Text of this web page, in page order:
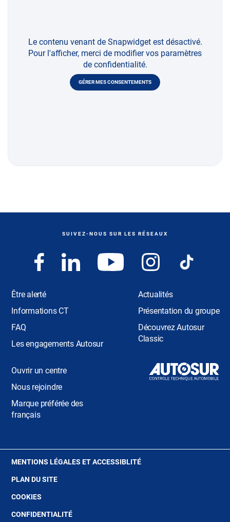
Le contenu venant de Snapwidget est désactivé.
Pour l'afficher, merci de modifier vos paramètres
de confidentialité.
GÉRER MES CONSENTEMENTS
SUIVEZ-NOUS SUR LES RÉSEAUX
Être alerté
Informations CT
FAQ
Les engagements Autosur
Actualités
Présentation du groupe
Découvrez Autosur
Classic
Ouvrir un centre
Nous rejoindre
Marque préférée des
français
MENTIONS LÉGALES ET ACCESSIBLITÉ(OUVRE
PLAN DU SITE
COOKIES
UNE
CONFIDENTIALITÉ(OUVRE